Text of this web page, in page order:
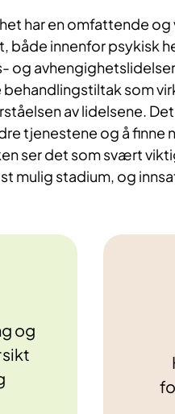
har en omfattende og
både innenfor psykisk
og
behandlingstiltak som
av lidelsene.
tjenestene og å finne
ser det som svært
mulig stadium, og
og